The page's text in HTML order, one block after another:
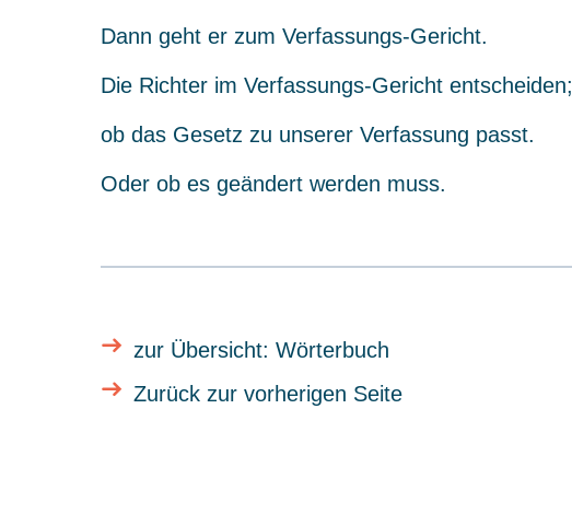
Dann geht er zum Verfassungs-Gericht.
Die Richter im Verfassungs-Gericht entscheiden;
ob das Gesetz zu unserer Verfassung passt.
Oder ob es geändert werden muss.
zur Übersicht: Wörterbuch
Zurück zur vorherigen Seite